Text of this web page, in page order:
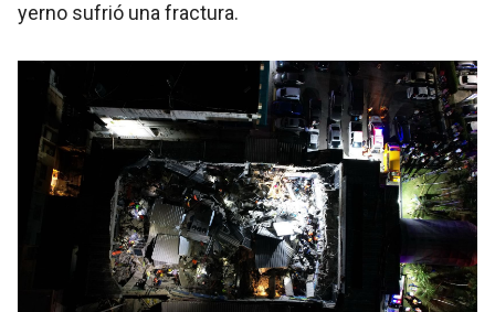
yerno sufrió una fractura.